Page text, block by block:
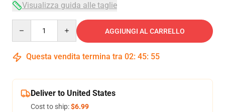
Visualizza guida alle taglie
AGGIUNGI AL CARRELLO
Questa vendita termina tra 02: 45: 54
Deliver to United States
Cost to ship:$6.99